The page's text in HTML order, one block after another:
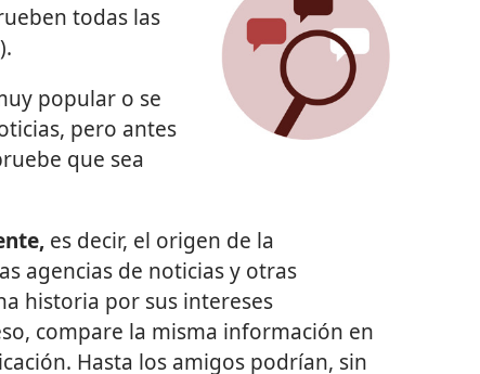
todas las
).
popular o se
pero antes
que sea
es decir, el origen de la
agencias de noticias y otras
historia por sus intereses
compare la misma información en
Hasta los amigos podrían, sin